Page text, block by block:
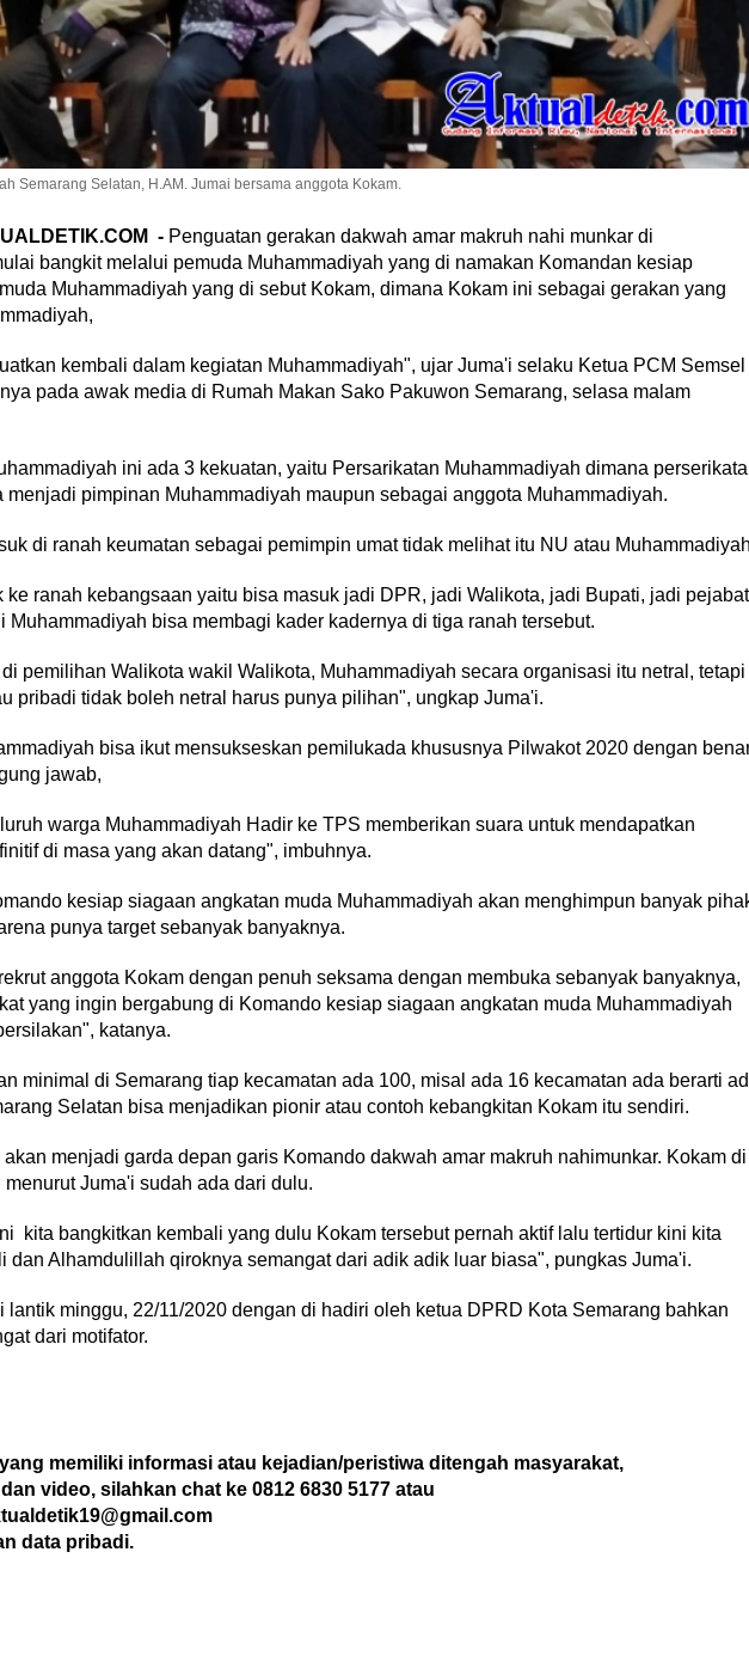
Semarang Selatan, H.AM. Jumai bersama anggota Kokam.
- Penguatan gerakan dakwah amar makruh nahi munkar di
bangkit melalui pemuda Muhammadiyah yang di namakan Komandan kesiap
Muhammadiyah yang di sebut Kokam, dimana Kokam ini sebagai gerakan yang
kembali dalam kegiatan Muhammadiyah", ujar Juma'i selaku Ketua PCM Semsel
pada awak media di Rumah Makan Sako Pakuwon Semarang, selasa malam
ini ada 3 kekuatan, yaitu Persarikatan Muhammadiyah dimana
menjadi pimpinan Muhammadiyah maupun sebagai anggota Muhammadiyah.
di ranah keumatan sebagai pemimpin umat tidak melihat itu NU atau
ke ranah kebangsaan yaitu bisa masuk jadi DPR, jadi Walikota, jadi Bupati, jadi pejabat
Muhammadiyah bisa membagi kader kadernya di tiga ranah tersebut.
pemilihan Walikota wakil Walikota, Muhammadiyah secara organisasi itu netral, tetapi
pribadi tidak boleh netral harus punya pilihan", ungkap Juma'i.
bisa ikut mensukseskan pemilukada khususnya Pilwakot 2020 dengan
jawab,
warga Muhammadiyah Hadir ke TPS memberikan suara untuk mendapatkan
di masa yang akan datang", imbuhnya.
kesiap siagaan angkatan muda Muhammadiyah akan menghimpun banyak
punya target sebanyak banyaknya.
anggota Kokam dengan penuh seksama dengan membuka sebanyak banyaknya,
yang ingin bergabung di Komando kesiap siagaan angkatan muda Muhammadiyah
katanya.
minimal di Semarang tiap kecamatan ada 100, misal ada 16 kecamatan ada berarti
Selatan bisa menjadikan pionir atau contoh kebangkitan Kokam itu sendiri.
menjadi garda depan garis Komando dakwah amar makruh nahimunkar. Kokam di
Juma'i sudah ada dari dulu.
kita bangkitkan kembali yang dulu Kokam tersebut pernah aktif lalu tertidur kini kita
dan Alhamdulillah qiroknya semangat dari adik adik luar biasa", pungkas Juma'i.
lantik minggu, 22/11/2020 dengan di hadiri oleh ketua DPRD Kota Semarang bahkan
dari motifator.
memiliki informasi atau kejadian/peristiwa ditengah masyarakat,
video, silahkan chat ke 0812 6830 5177 atau
data pribadi.